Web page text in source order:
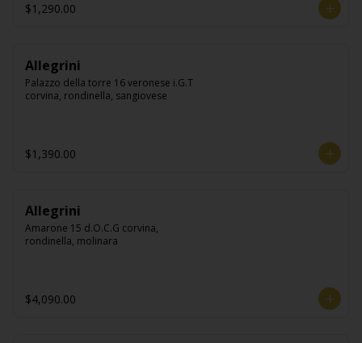
$1,290.00
Allegrini
Palazzo della torre 16 veronese i.G.T
corvina, rondinella, sangiovese
$1,390.00
Allegrini
Amarone 15 d.O.C.G corvina,
rondinella, molinara
$4,090.00